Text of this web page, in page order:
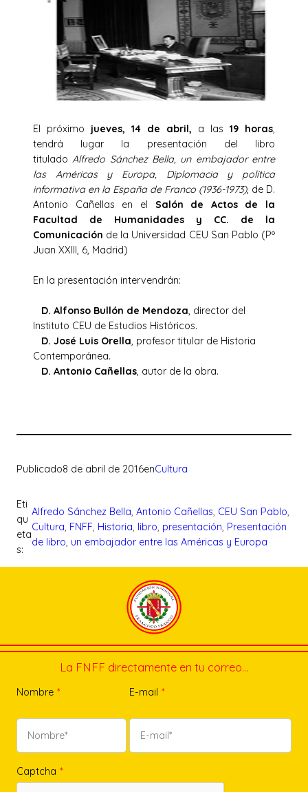
El próximo jueves, 14 de abril, a las 19 horas,
tendrá lugar la presentación del libro
tituladoAlfredo Sánchez Bella, un embajador entre
las Américas y Europa, Diplomacia y política
informativa en la España de Franco (1936-1973), de D.
Antonio Cañellas en el Salón de Actos de la
Facultad de Humanidades y CC. de la
Comunicación de la Universidad CEU San Pablo (Pº
Juan XXIII, 6, Madrid)
En la presentación intervendrán:
D. Alfonso Bullón de Mendoza, director del
Instituto CEU de Estudios Históricos.
D. José Luis Orella, profesor titular de Historia
Contemporánea.
D. Antonio Cañellas, autor de la obra.
Publicado8 de abril de 2016enCultura
Eti
qu
eta
s:
Alfredo Sánchez Bella, Antonio Cañellas, CEU San Pablo
Cultura, FNFF, Historia, libro, presentación, Presentación
de libro, un embajador entre las Américas y Europa
La FNFF directamente en tu correo…
Nombre * E-mail *
Captcha *